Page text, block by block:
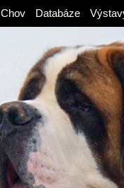
Chov Databáze